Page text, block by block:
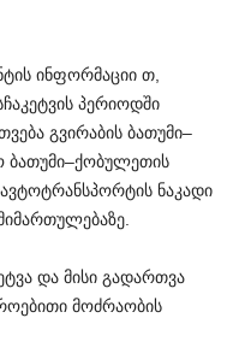
ინფორმაციი თ,
ჩაკეტვის პერიოდში
გვირაბის ბათუმი–
ბათუმი–ქობულეთის
ავტოტრანსპორტის ნაკადი
.
და მისი გადართვა
მოძრაობის